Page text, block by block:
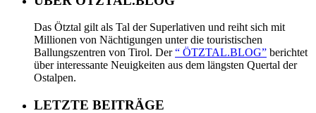
Das Ötztal gilt als Tal der Superlativen und reiht sich mit
Millionen von Nächtigungen unter die touristischen
Ballungszentren von Tirol. Der“ ÖTZTAL.BLOG” berichtet
über interessante Neuigkeiten aus dem längsten Quertal der
Ostalpen.
LETZTE BEITRÄGE